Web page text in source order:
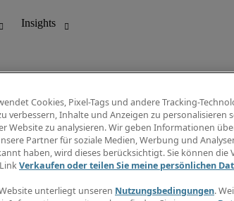
Info Center
Jobübersicht
Gehaltsübersicht
E-Learning
Cookies, Pixel-Tags und andere Tracking-
verbessern, Inhalte und Anzeigen zu personalisieren
Website zu analysieren. Wir geben Informationen
Partner für soziale Medien, Werbung und
haben, wird dieses berücksichtigt. Sie können
Verkaufen oder teilen Sie meine persönlichen
unterliegt unseren Nutzungsbedingungen.